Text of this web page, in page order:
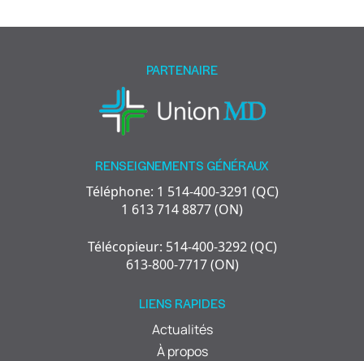
field
RENSEIGNEMENTS GÉNÉRAUX
Téléphone: 1 514-400-3291 (QC)
1 613 714 8877 (ON)
Télécopieur: 514-400-3292 (QC)
613-800-7717 (ON)
PARTENAIRE
LIENS RAPIDES
Actualités
À propos